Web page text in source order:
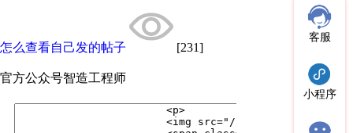
怎么查看自己发的帖子 [231]
官方公众号智造工程师
客服
小程序